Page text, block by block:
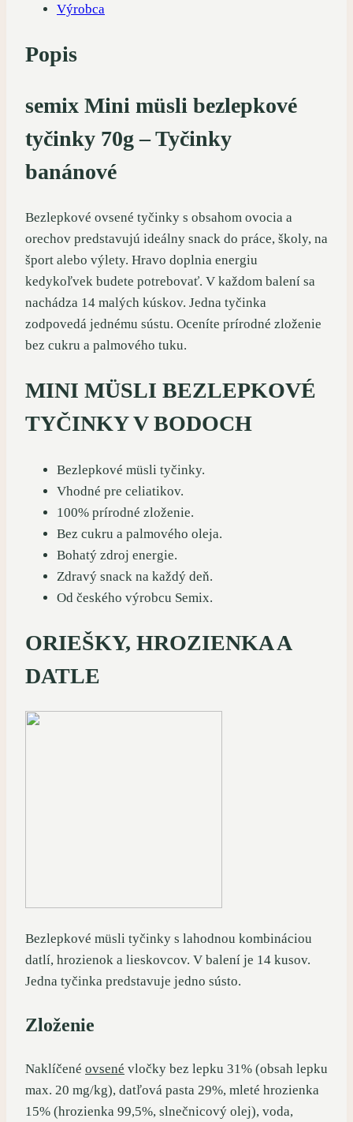
Výrobca
Popis
semix Mini müsli bezlepkové
tyčinky 70g – Tyčinky
banánové
Bezlepkové ovsené tyčinky s obsahom ovocia a
orechov predstavujú ideálny snack do práce, školy, na
šport alebo výlety. Hravo doplnia energiu
kedykoľvek budete potrebovať. V každom balení sa
nachádza 14 malých kúskov. Jedna tyčinka
zodpovedá jednému sústu. Oceníte prírodné zloženie
bez cukru a palmového tuku.
MINI MÜSLI BEZLEPKOVÉ
TYČINKY V BODOCH
Bezlepkové müsli tyčinky.
Vhodné pre celiatikov.
100% prírodné zloženie.
Bez cukru a palmového oleja.
Bohatý zdroj energie.
Zdravý snack na každý deň.
Od českého výrobcu Semix.
ORIEŠKY, HROZIENKA A
DATLE
Bezlepkové müsli tyčinky s lahodnou kombináciou
datlí, hrozienok a lieskovcov. V balení je 14 kusov.
Jedna tyčinka predstavuje jedno sústo.
Zloženie
Naklíčené ovsené vločky bez lepku 31% (obsah lepku
max. 20 mg/kg), datľová pasta 29%, mleté hrozienka
15% (hrozienka 99,5%, slnečnicový olej), voda,